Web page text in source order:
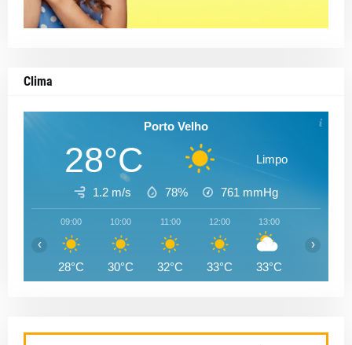
Clima
Porto Velho
28°C Limpo
1.2 m/s 78% 761 mmHg
09:00
28°C
10:00
30°C
11:00
32°C
12:00
33°C
13:00
33°C
‹ ›